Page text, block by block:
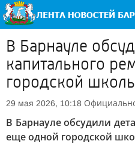
В Барнауле
капитального
городской
29 мая 2026, 10:18
В Барнауле обсудили
еще одной городской